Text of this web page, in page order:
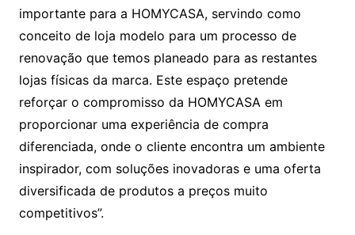
importante para a HOMYCASA, servindo como
conceito de loja modelo para um processo de
renovação que temos planeado para as restantes
lojas físicas da marca. Este espaço pretende
reforçar o compromisso da HOMYCASA em
proporcionar uma experiência de compra
diferenciada, onde o cliente encontra um ambiente
inspirador, com soluções inovadoras e uma oferta
diversificada de produtos a preços muito
competitivos”.